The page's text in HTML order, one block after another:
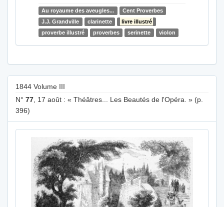
Au royaume des aveugles...
Cent Proverbes
J.J. Grandville
clarinette
livre illustré
proverbe illustré
proverbes serinette violon
1844 Volume III
N° 77 , 17 août : « Théâtres... Les Beautés de l'Opéra. » (p.
396)